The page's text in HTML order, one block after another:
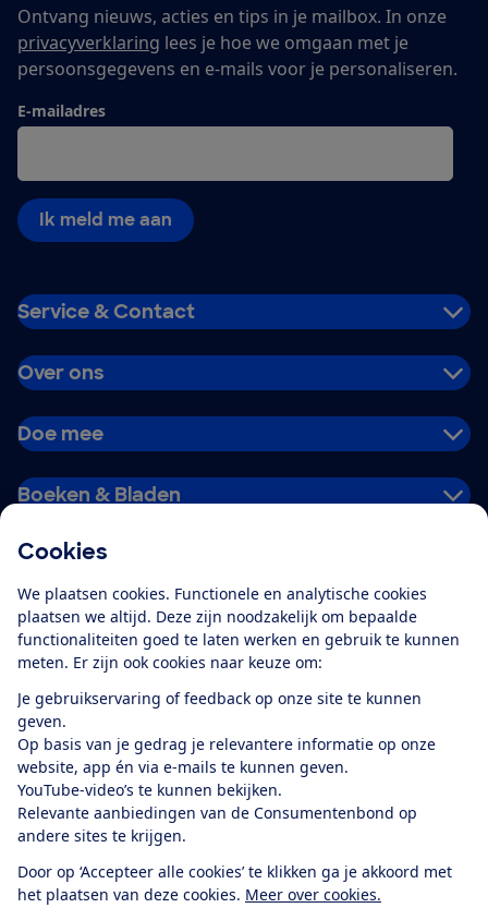
Cookies
We plaatsen cookies. Functionele en analytische cookies
plaatsen we altijd. Deze zijn noodzakelijk om bepaalde
functionaliteiten goed te laten werken en gebruik te kunnen
meten. Er zijn ook cookies naar keuze om:
Je gebruikservaring of feedback op onze site te kunnen
geven.
Op basis van je gedrag je relevantere informatie op onze
website, app én via e-mails te kunnen geven.
YouTube-video’s te kunnen bekijken.
Relevante aanbiedingen van de Consumentenbond op
andere sites te krijgen.
Door op ‘Accepteer alle cookies’ te klikken ga je akkoord met
het plaatsen van deze cookies. Meer over cookies.
Ontvang nieuws, acties en tips in je mailbox. In onze
privacyverklaring lees je hoe we omgaan met je
persoonsgegevens en e-mails voor je personaliseren.
E-mailadres
Ik meld me aan
Service & Contact
Over ons
Doe mee
Boeken & Bladen
Alles over de
app
Algemene Voorwaarden
Privacyverklaring
Cookiebeleid
Privacyvoorkeuren
Toegankelijkheid
RSS-feed nieuws
Facebook
TwitterInstagram
YoutubeLinkedIn
12.901consumentenbeoordelen de Consumentenbondmet gemiddeld